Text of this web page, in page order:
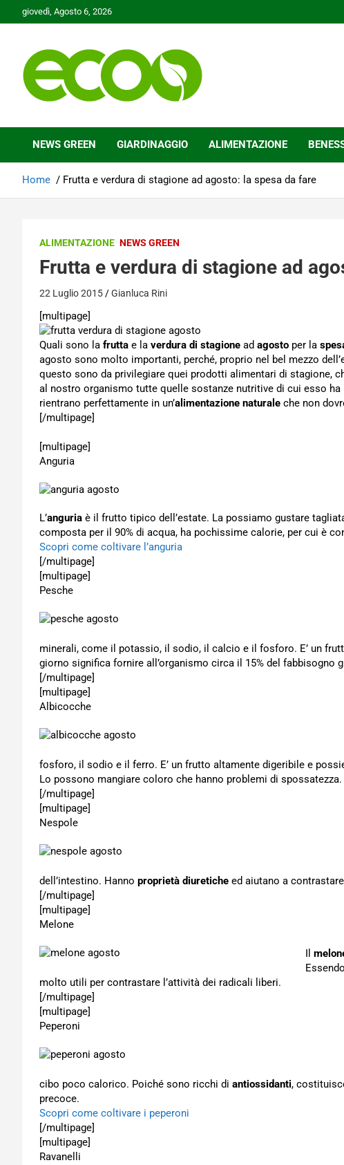
to
giovedì, Agosto 6, 2026
Ecoo.it
NEWS GREEN GIARDINAGGIO ALIMENTAZIONE
Home Frutta e verdura di stagione ad agosto: la spesa da fare
ALIMENTAZIONE NEWS GREEN
Frutta e verdura di stagione ad
22 Luglio 2015 Gianluca Rini
[multipage]
Quali sono la frutta e la verdura di stagione ad agosto per la
agosto sono molto importanti, perché, proprio nel bel mezzo
questo sono da privilegiare quei prodotti alimentari di stagione,
al nostro organismo tutte quelle sostanze nutritive di cui esso ha
rientrano perfettamente in un’alimentazione naturale che non
[/multipage]
[multipage]
Anguria
L’anguria è il frutto tipico dell’estate. La possiamo gustare
composta per il 90% di acqua, ha pochissime calorie, per cui è
Scopri come coltivare l’anguria
[/multipage]
[multipage]
Pesche
minerali, come il potassio, il sodio, il calcio e il fosforo. E’ un
giorno significa fornire all’organismo circa il 15% del fabbisogno
[/multipage]
[multipage]
Albicocche
fosforo, il sodio e il ferro. E’ un frutto altamente digeribile e
Lo possono mangiare coloro che hanno problemi di spossatezza.
[/multipage]
[multipage]
Nespole
dell’intestino. Hanno proprietà diuretiche ed aiutano a
[/multipage]
[multipage]
Melone
Il
molto utili per contrastare l’attività dei radicali liberi.
[/multipage]
[multipage]
Peperoni
cibo poco calorico. Poiché sono ricchi di antiossidanti,
precoce.
Scopri come coltivare i peperoni
[/multipage]
[multipage]
Ravanelli